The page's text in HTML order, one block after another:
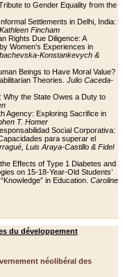
to Gender Equality from the
Settlements in Delhi, India:
Kathleen Fincham
Rights Due Diligence: A
Women’s Experiences in
Konstankevych &
Beings to Have Moral Value?
Theories. Julio Caceda-
Why the State Owes a Duty to
Agency: Exploring Sacrifice in
T. Homer
Social Corporativa:
para superar el
Luis Araya-Castillo & Fidel
Effects of Type 1 Diabetes and
on 15-18-Year-Old Students’
in Education. Caroline
du développement
néolibéral des